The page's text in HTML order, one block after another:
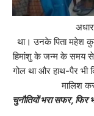
अधारताल के
था। उनके पिता महेश
हिमांशु के जन्म के समय से
गोल था और हाथ-पैर भी
मालिश
चुनौतियों भरा सफर, फिर